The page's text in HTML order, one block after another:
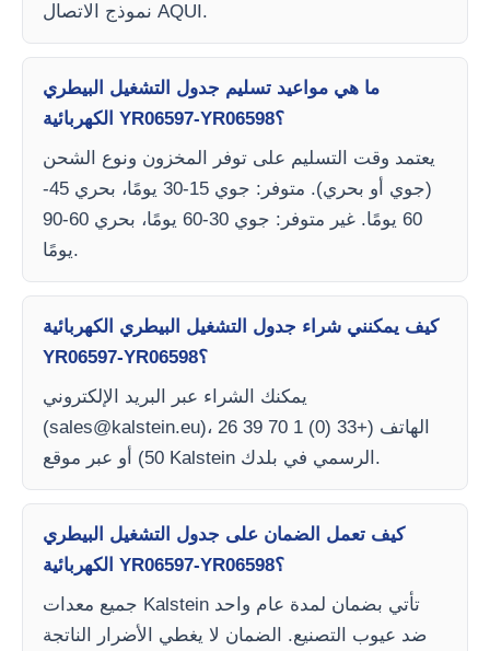
نموذج الاتصال AQUI.
ما هي مواعيد تسليم جدول التشغيل البيطري
الكهربائية YR06597-YR06598؟
يعتمد وقت التسليم على توفر المخزون ونوع الشحن
(جوي أو بحري). متوفر: جوي 15-30 يومًا، بحري 45-
60 يومًا. غير متوفر: جوي 30-60 يومًا، بحري 60-90
يومًا.
كيف يمكنني شراء جدول التشغيل البيطري الكهربائية
YR06597-YR06598؟
يمكنك الشراء عبر البريد الإلكتروني
(sales@kalstein.eu)، الهاتف (+33 (0) 1 70 39 26
50) أو عبر موقع Kalstein الرسمي في بلدك.
كيف تعمل الضمان على جدول التشغيل البيطري
الكهربائية YR06597-YR06598؟
جميع معدات Kalstein تأتي بضمان لمدة عام واحد
ضد عيوب التصنيع. الضمان لا يغطي الأضرار الناتجة